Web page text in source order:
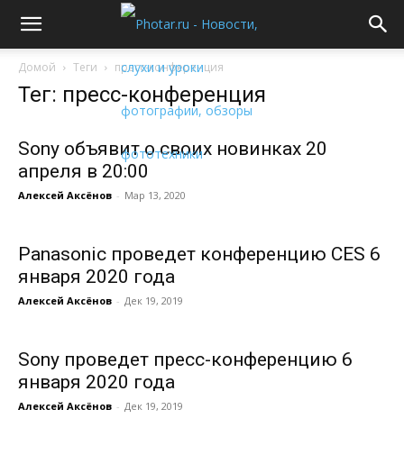
Домой Теги пресс-конференция
Тег: пресс-конференция
Sony объявит о своих новинках 20
апреля в 20:00
Алексей Аксёнов - Мар 13, 2020
Panasonic проведет конференцию CES 6
января 2020 года
Алексей Аксёнов - Дек 19, 2019
Sony проведет пресс-конференцию 6
января 2020 года
Алексей Аксёнов - Дек 19, 2019